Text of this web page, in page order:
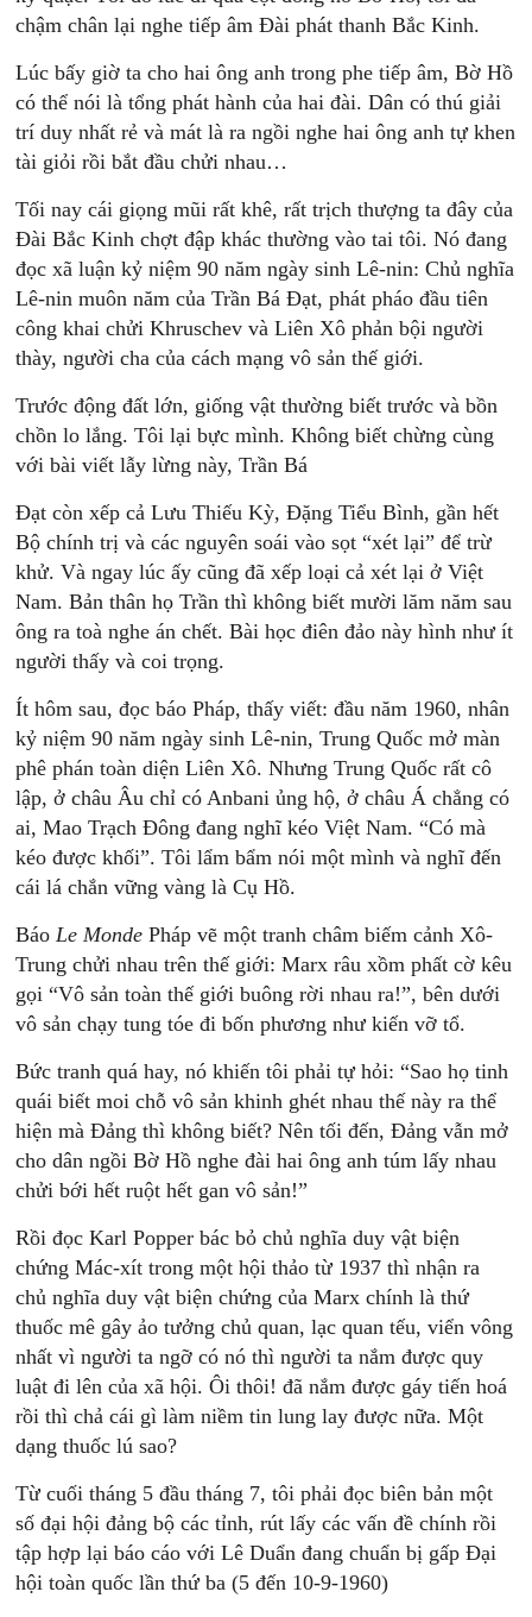
chậm chân lại nghe tiếp âm Đài phát thanh Bắc Kinh.
Lúc bấy giờ ta cho hai ông anh trong phe tiếp âm, Bờ Hồ
có thể nói là tổng phát hành của hai đài. Dân có thú giải
trí duy nhất rẻ và mát là ra ngồi nghe hai ông anh tự khen
tài giỏi rồi bắt đầu chửi nhau…
Tối nay cái giọng mũi rất khê, rất trịch thượng ta đây của
Đài Bắc Kinh chợt đập khác thường vào tai tôi. Nó đang
đọc xã luận kỷ niệm 90 năm ngày sinh Lê-nin: Chủ nghĩa
Lê-nin muôn năm của Trần Bá Đạt, phát pháo đầu tiên
công khai chửi Khruschev và Liên Xô phản bội người
thày, người cha của cách mạng vô sản thế giới.
Trước động đất lớn, giống vật thường biết trước và bồn
chồn lo lắng. Tôi lại bực mình. Không biết chừng cùng
với bài viết lẫy lừng này, Trần Bá
Đạt còn xếp cả Lưu Thiếu Kỳ, Đặng Tiểu Bình, gần hết
Bộ chính trị và các nguyên soái vào sọt “xét lại” để trừ
khử. Và ngay lúc ấy cũng đã xếp loại cả xét lại ở Việt
Nam. Bản thân họ Trần thì không biết mười lăm năm sau
ông ra toà nghe án chết. Bài học điên đảo này hình như ít
người thấy và coi trọng.
Ít hôm sau, đọc báo Pháp, thấy viết: đầu năm 1960, nhân
kỷ niệm 90 năm ngày sinh Lê-nin, Trung Quốc mở màn
phê phán toàn diện Liên Xô. Nhưng Trung Quốc rất cô
lập, ở châu Âu chỉ có Anbani ủng hộ, ở châu Á chẳng có
ai, Mao Trạch Đông đang nghĩ kéo Việt Nam. “Có mà
kéo được khối”. Tôi lẩm bẩm nói một mình và nghĩ đến
cái lá chắn vững vàng là Cụ Hồ.
BáoLe Monde Pháp vẽ một tranh châm biếm cảnh Xô-
Trung chửi nhau trên thế giới: Marx râu xồm phất cờ kêu
gọi “Vô sản toàn thế giới buông rời nhau ra!”, bên dưới
vô sản chạy tung tóe đi bốn phương như kiến vỡ tổ.
Bức tranh quá hay, nó khiến tôi phải tự hỏi: “Sao họ tinh
quái biết moi chỗ vô sản khinh ghét nhau thế này ra thể
hiện mà Đảng thì không biết? Nên tối đến, Đảng vẫn mở
cho dân ngồi Bờ Hồ nghe đài hai ông anh túm lấy nhau
chửi bới hết ruột hết gan vô sản!”
Rồi đọc Karl Popper bác bỏ chủ nghĩa duy vật biện
chứng Mác-xít trong một hội thảo từ 1937 thì nhận ra
chủ nghĩa duy vật biện chứng của Marx chính là thứ
thuốc mê gây ảo tưởng chủ quan, lạc quan tếu, viển vông
nhất vì người ta ngỡ có nó thì người ta nắm được quy
luật đi lên của xã hội. Ôi thôi! đã nắm được gáy tiến hoá
rồi thì chả cái gì làm niềm tin lung lay được nữa. Một
dạng thuốc lú sao?
Từ cuối tháng 5 đầu tháng 7, tôi phải đọc biên bản một
số đại hội đảng bộ các tỉnh, rút lấy các vấn đề chính rồi
tập hợp lại báo cáo với Lê Duẩn đang chuẩn bị gấp Đại
hội toàn quốc lần thứ ba (5 đến 10-9-1960)